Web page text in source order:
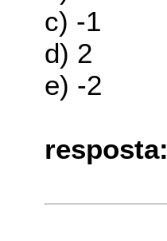
c) -1
d) 2
e) -2
resposta: